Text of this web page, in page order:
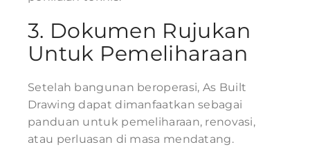
3. Dokumen Rujukan
Untuk Pemeliharaan
Setelah bangunan beroperasi, As Built
Drawing dapat dimanfaatkan sebagai
panduan untuk pemeliharaan, renovasi,
atau perluasan di masa mendatang.